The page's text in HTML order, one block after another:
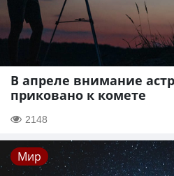
В апреле внимание
приковано к комете
2148
Мир